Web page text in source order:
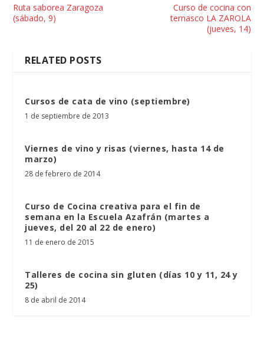
Ruta saborea Zaragoza
(sábado, 9)
Curso de cocina con
ternasco LA ZAROLA
(jueves, 14)
RELATED POSTS
Cursos de cata de vino (septiembre)
1 de septiembre de 2013
Viernes de vino y risas (viernes, hasta 14 de
marzo)
28 de febrero de 2014
Curso de Cocina creativa para el fin de
semana en la Escuela Azafrán (martes a
jueves, del 20 al 22 de enero)
11 de enero de 2015
Talleres de cocina sin gluten (días 10 y 11, 24 y
25)
8 de abril de 2014